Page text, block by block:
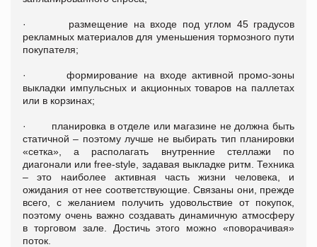
· размещение на входе под углом 45 градусов
рекламных материалов для уменьшения тормозного пути
покупателя;
·формирование на входе активной промо-зоны
выкладки импульсных и акционных товаров на паллетах
или в корзинах;
· планировка в отделе или магазине не должна быть
статичной – поэтому лучше не выбирать тип планировки
«сетка», а располагать внутренние стеллажи по
диагонали или free-style, задавая выкладке ритм. Техника
– это наиболее активная часть жизни человека, и
ожидания от нее соответствующие. Связаны они, прежде
всего, с желанием получить удовольствие от покупок,
поэтому очень важно создавать динамичную атмосферу
в торговом зале. Достичь этого можно «поворачивая»
поток.